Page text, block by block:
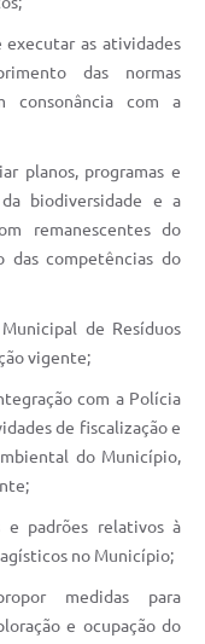
executar as atividades
das normas
consonância com a
planos, programas e
biodiversidade e a
remanescentes do
das competências do
de Resíduos
vigente;
com a Polícia
de fiscalização e
do Município,
e padrões relativos à
no Município;
medidas para
e ocupação do